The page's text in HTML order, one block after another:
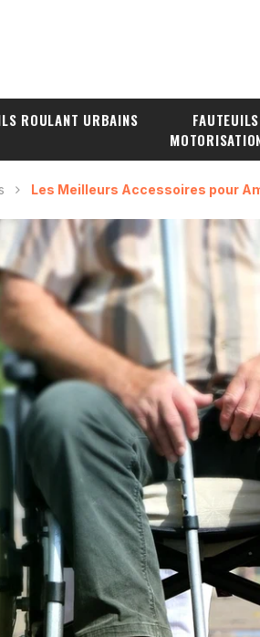
ROULANT URBAINS
Les Meilleurs Accessoires pour